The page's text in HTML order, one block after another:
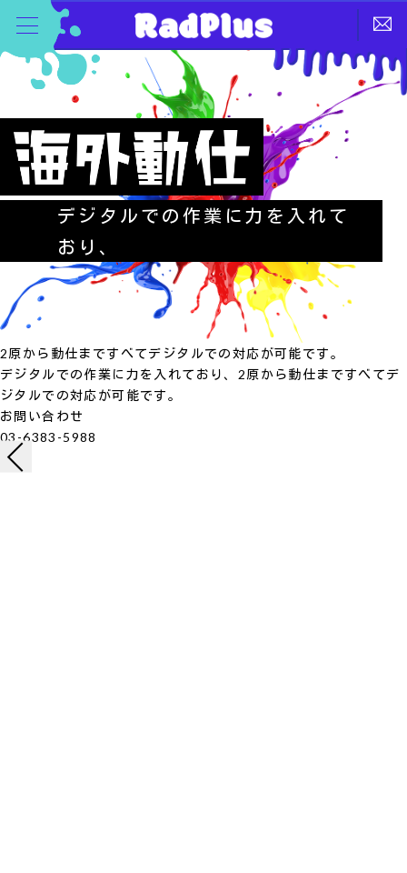
デジタルでの作業に力を入れて
おり、
2原から動仕まですべてデジタルでの対応が可能です。
デジタルでの作業に力を入れており、2原から動仕まですべてデ
ジタルでの対応が可能です。
お問い合わせ
03-6383-5988